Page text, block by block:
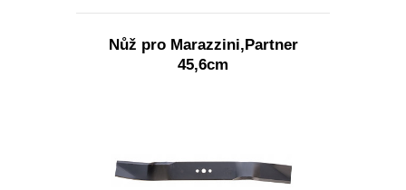
Nůž pro Marazzini,Partner
45,6cm